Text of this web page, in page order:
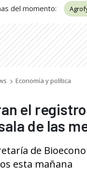
del momento:
Economía y política
el
de las
de
esta mañana